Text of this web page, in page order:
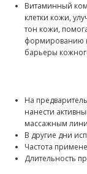
Витаминный
клетки кожи,
тон кожи,
формированию
барьеры
На
нанести
массажным
В другие дни
Частота
Длительность